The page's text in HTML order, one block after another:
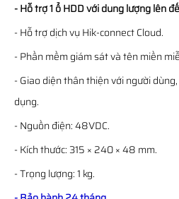
- Hỗ trợ 1 ổ HDD với dung lượng lên
- Hỗ trợ dịch vụ Hik-connect Cloud.
- Phần mềm giám sát và tên miền
- Giao diện thân thiện với người
dụng.
- Nguồn điện: 48VDC.
- Kích thước: 315 × 240 × 48 mm.
- Trọng lượng: 1 kg.